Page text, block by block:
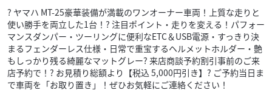
? ヤマハ MT-25豪華装備が満載のワンオーナー車両！上質な走りと
使い勝手を両立した1台！? 注目ポイント・走りを変える！パフォー
マンスダンパー・ツーリングに便利なETC＆USB電源・すっきり決
まるフェンダーレス仕様・日常で重宝するヘルメットホルダー・艶
もしっかり残る綺麗なマットグレー? 来店商談予約割引事前のご来
店予約で！? お見積り総額より【税込 5,000円引き】? ご予約当日ま
で車両を「お取り置き」！ぜひお気軽にご連絡ください！